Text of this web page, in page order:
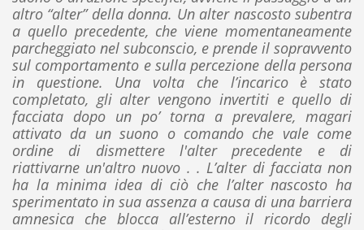
altro “alter” della donna. Un alter nascosto subentra
a quello precedente, che viene momentaneamente
parcheggiato nel subconscio, e prende il sopravvento
sul comportamento e sulla percezione della persona
in questione. Una volta che l’incarico è stato
completato, gli alter vengono invertiti e quello di
facciata dopo un po’ torna a prevalere, magari
attivato da un suono o comando che vale come
ordine di dismettere l'alter precedente e di
riattivarne un'altro nuovo . . L’alter di facciata non
ha la minima idea di ciò che l’alter nascosto ha
sperimentato in sua assenza a causa di una barriera
amnesica che blocca all’esterno il ricordo degli